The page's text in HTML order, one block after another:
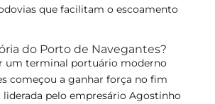
que facilitam o escoamento
do Porto de Navegantes?
um terminal portuário moderno
começou a ganhar força no fim
liderada pelo empresário Agostinho